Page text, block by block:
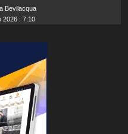
Bevilacqua
2026 : 7:10